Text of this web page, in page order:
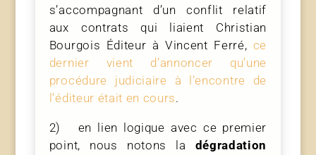
s’accompagnant d’un conflit relatif
aux contrats qui liaient Christian
Bourgois Éditeur à Vincent Ferré, ce
dernier vient d’annoncer qu’une
procédure judiciaire à l’encontre de
l’éditeur était en cours.
2) en lien logique avec ce premier
point, nous notons la dégradation